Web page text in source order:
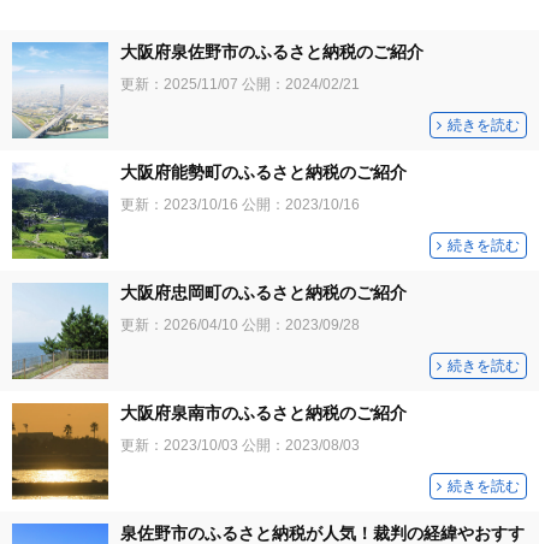
大阪府泉佐野市のふるさと納税のご紹介
更新： 2025/11/07 公開： 2024/02/21
続きを読む
大阪府能勢町のふるさと納税のご紹介
更新： 2023/10/16 公開： 2023/10/16
続きを読む
大阪府忠岡町のふるさと納税のご紹介
更新： 2026/04/10 公開： 2023/09/28
続きを読む
大阪府泉南市のふるさと納税のご紹介
更新： 2023/10/03 公開： 2023/08/03
続きを読む
泉佐野市のふるさと納税が人気！裁判の経緯やおすす